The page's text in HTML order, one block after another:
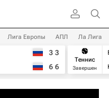
Лига Европы АПЛ Ла Лига
3 3
6 6
Теннис
Завершен